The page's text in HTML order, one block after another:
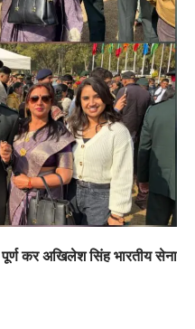
कर अखिलेश सिंह भारतीय सेना